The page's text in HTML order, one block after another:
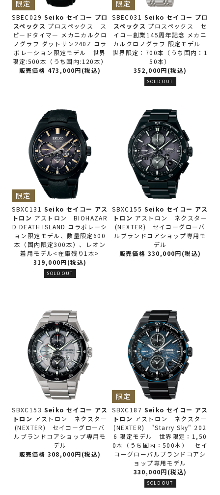
SBEC029 Seiko セイコー プロ
スペックス プロスペックス ス
ピードタイマー メカニカルクロ
ノグラフ ダットサン240Z コラ
ボレーション限定モデル 世界
限定:500本（うち国内:120本）
限定
販売価格 473,000円(税込)
SBEC031 Seiko セイコー プロ
スペックス プロスペックス セ
イコー創業145周年記念 メカニ
カルクロノグラフ 限定モデル
世界限定：700本（うち国内：1
50本）
限定
352,000円(税込)
SOLD OUT
SBXC131 Seiko セイコー アス
トロン アストロン BIOHAZAR
D DEATH ISLAND コラボレーシ
ョン限定モデル、数量限定600
本（国内限定300本）、レオン
着用モデル<在庫残り1本>
限定
319,000円(税込)
SOLD OUT
SBXC155 Seiko セイコー アス
トロン アストロン ネクスター
(NEXTER) セイコーグローバ
ルブランドコアショップ専用モ
デル
販売価格 330,000円(税込)
SBXC153 Seiko セイコー アス
トロン アストロン ネクスター
(NEXTER) セイコーグローバ
ルブランドコアショップ専用モ
デル
販売価格 308,000円(税込)
SBXC187 Seiko セイコー アス
トロン アストロン ネクスター
(NEXTER) "Starry Sky" 202
6 限定モデル 世界限定：1,50
0本（うち国内：500本） セイ
コーグローバルブランドコアシ
ョップ専用モデル
限定
330,000円(税込)
SOLD OUT